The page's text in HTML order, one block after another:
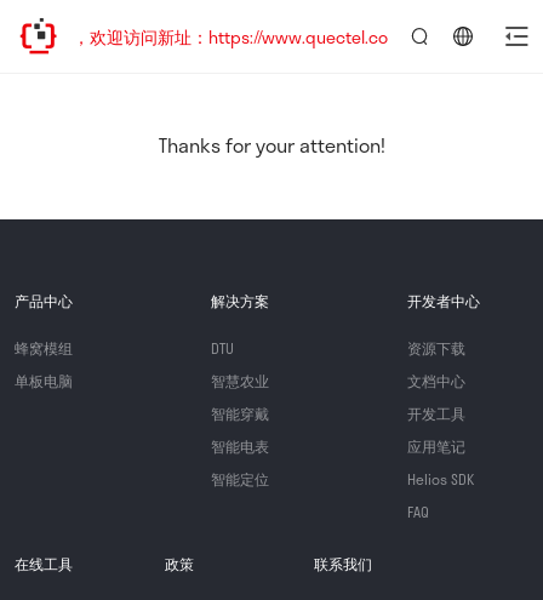
已迁移，欢迎访问新址：https://www.quectel.com.cn
Thanks for your attention!
产品中心
蜂窝模组
单板电脑
解决方案
DTU
智慧农业
智能穿戴
智能电表
智能定位
开发者中心
资源下载
文档中心
开发工具
应用笔记
Helios SDK
FAQ
在线工具 政策 联系我们